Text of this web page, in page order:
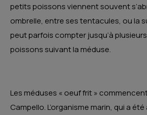
petits poissons viennent souvent
ombrelle, entre ses tentacules, ou la
peut parfois compter jusqu’à
poissons suivant la méduse.
Les méduses « oeuf frit »
Campello. L’organisme marin, qui a